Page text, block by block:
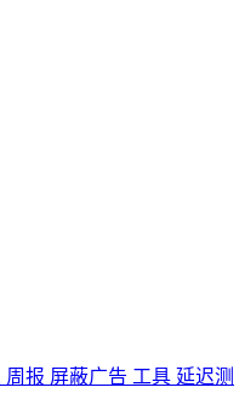
周报 屏蔽广告 工具 延迟测